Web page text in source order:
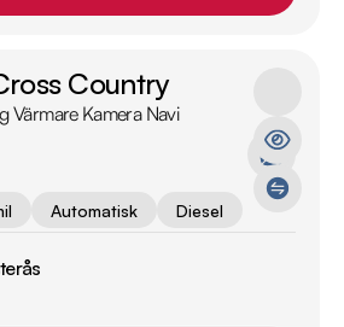
Country
Värmare Kamera Navi
Automatisk Diesel